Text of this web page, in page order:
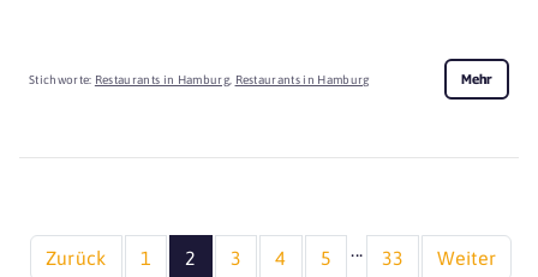
Stichworte: Restaurants in Hamburg, Restaurants in Hamburg Mehr
Zurück 1 2 3 4 5 ... 33 Weiter